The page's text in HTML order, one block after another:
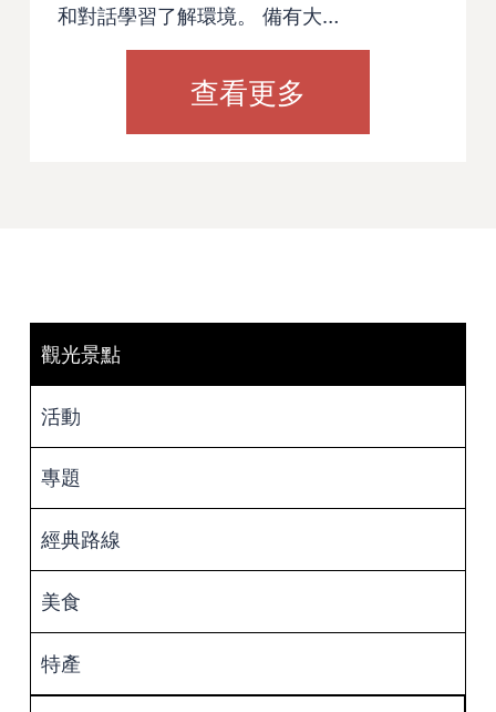
和對話學習了解環境。 備有大…
查看更多
觀光景點
活動
專題
經典路線
美食
特產